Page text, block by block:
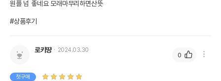
원플 넘 좋네요 모래마무리하면산뜻
#상품후기
로키땽 2024.03.30
첫구매
0